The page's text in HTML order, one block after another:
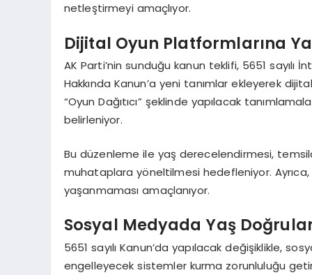
netleştirmeyi amaçlıyor.
Dijital Oyun Platformlarına
AK Parti’nin sunduğu kanun teklifi, 5651 sayılı
Hakkında Kanun’a yeni tanımlar ekleyerek
“Oyun Dağıtıcı” şeklinde yapılacak
belirleniyor.
Bu düzenleme ile yaş derecelendirmesi,
muhataplara yöneltilmesi hedefleniyor.
yaşanmaması amaçlanıyor.
Sosyal Medyada Yaş
5651 sayılı Kanun’da yapılacak değişiklikle,
engelleyecek sistemler kurma zorunluluğu